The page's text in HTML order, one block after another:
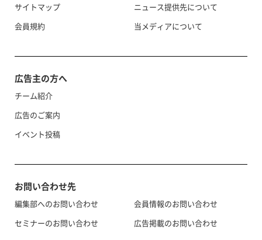
サイトマップ
会員規約
ニュース提供先について
当メディアについて
広告主の方へ
チーム紹介
広告のご案内
イベント投稿
お問い合わせ先
編集部へのお問い合わせ
セミナーのお問い合わせ
会員情報のお問い合わせ
広告掲載のお問い合わせ